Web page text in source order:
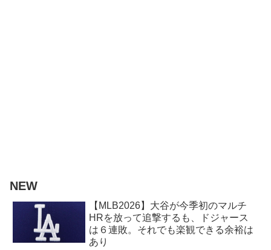
NEW
【MLB2026】大谷が今季初のマルチ
HRを放って追撃するも、ドジャース
は６連敗。それでも楽観できる余裕は
あり